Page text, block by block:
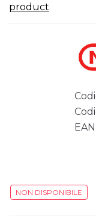
product
EAN:
NON DISPONIBILE